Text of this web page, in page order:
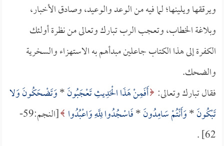
ويرققها ويلينها؛ لما فيه من الوعد والوعيد، وصادق الأخبار،
وبلاغة الخطاب، وتعجب الرب تبارك وتعالى من نظرة أولئك
الكفرة إلى هذا الكتاب جاعلين مبدأهم به الاستهزاء والسخرية
والضحك.
فقال تبارك وتعالى: أَفَمِنْ هَذَا الْحَدِيثِ تَعْجَبُونَ*وَتَضْحَكُونَ وَلا
تَبْكُونَ*وَأَنْتُمْ سَامِدُونَ*فَاسْجُدُوا لِلَّهِ وَاعْبُدُوا
[النجم:59-
62] .